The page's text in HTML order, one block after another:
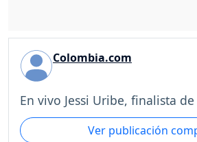
Colombia.com
En vivo Jessi Uribe, finalista
Ver publicación